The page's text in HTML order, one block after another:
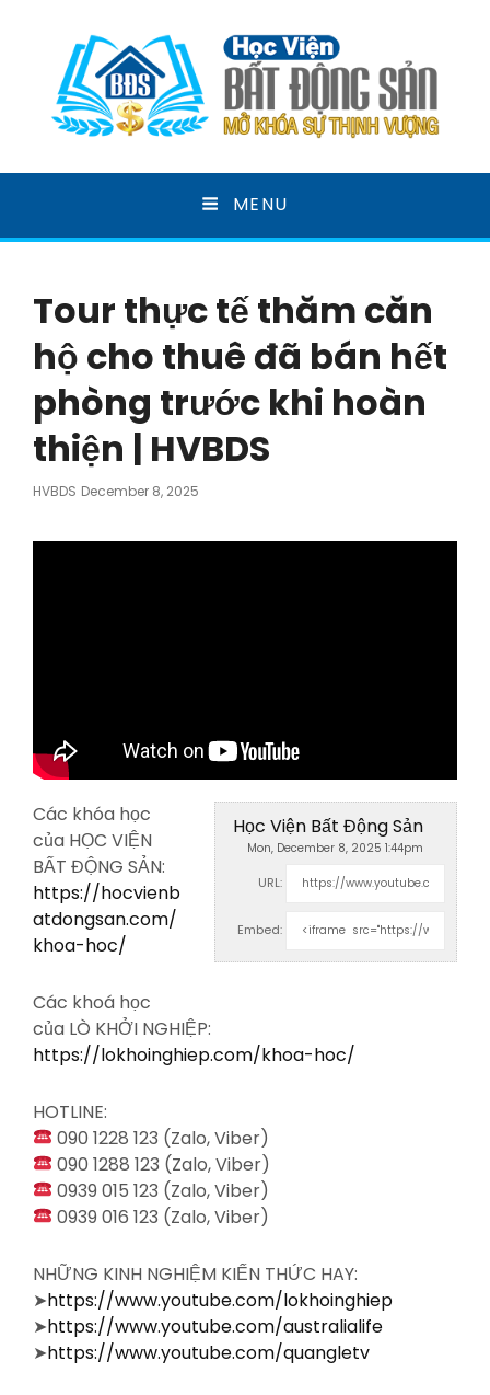
HỌC VIỆN BẤT ĐỘNG
SẢN
MENU
Tour thực tế thăm căn
hộ cho thuê đã bán hết
phòng trước khi hoàn
thiện | HVBDS
HVBDS Posted
December 8, 2025
Học Viện Bất Động Sản
Mon, December 8, 2025 1:44pm
URL:
Embed:
Các khóa học
của HỌC VIỆN
BẤT ĐỘNG SẢN:
https://hocvienb
atdongsan.com/
khoa-hoc/
Các khoá học
của LÒ KHỞI NGHIỆP:
https://lokhoinghiep.com/khoa-hoc/
HOTLINE:
090 1228 123 (Zalo, Viber)
090 1288 123 (Zalo, Viber)
0939 015 123 (Zalo, Viber)
0939 016 123 (Zalo, Viber)
NHỮNG KINH NGHIỆM KIẾN THỨC HAY:
➤https://www.youtube.com/lokhoinghiep
➤https://www.youtube.com/australialife
➤https://www.youtube.com/quangletv